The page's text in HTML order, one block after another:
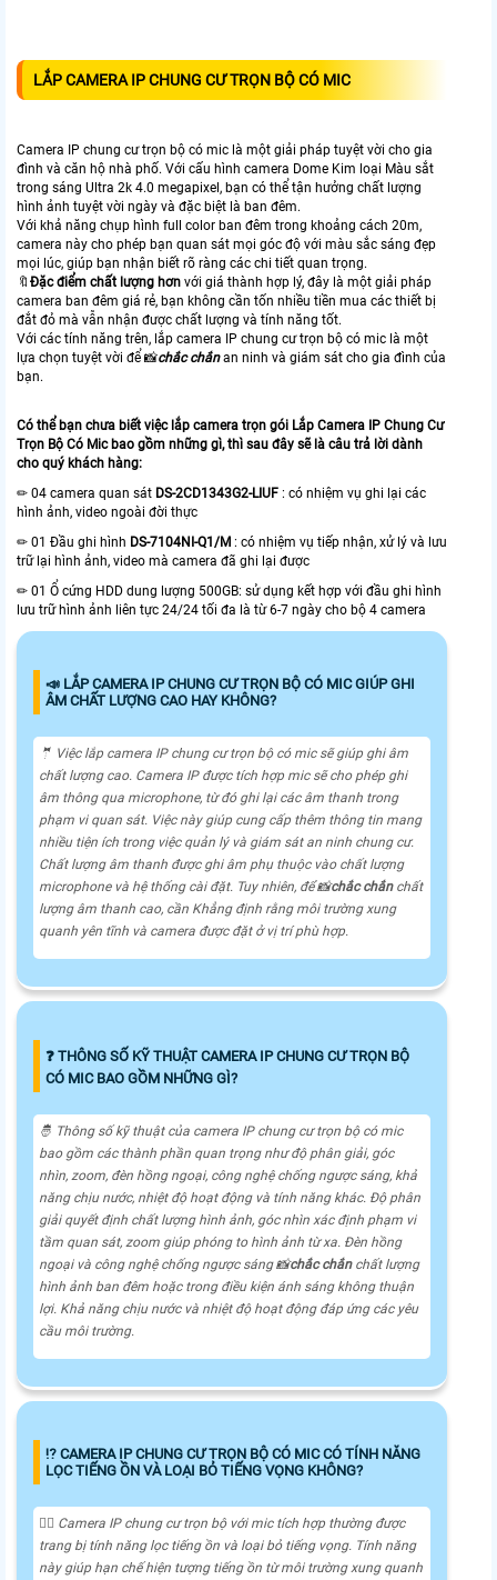
LẮP CAMERA IP CHUNG CƯ TRỌN BỘ CÓ MIC
Camera IP chung cư trọn bộ có mic là một giải pháp tuyệt vời cho gia
đình và căn hộ nhà phố. Với cấu hình camera Dome Kim loại Màu sắt
trong sáng Ultra 2k 4.0 megapixel, bạn có thể tận hưởng chất lượng
hình ảnh tuyệt vời ngày và đặc biệt là ban đêm.
Với khả năng chụp hình full color ban đêm trong khoảng cách 20m,
camera này cho phép bạn quan sát mọi góc độ với màu sắc sáng đẹp
mọi lúc, giúp bạn nhận biết rõ ràng các chi tiết quan trọng.
🔖 Đặc điểm chất lượng hơn với giá thành hợp lý, đây là một giải pháp
camera ban đêm giá rẻ, bạn không cần tốn nhiều tiền mua các thiết bị
đắt đỏ mà vẫn nhận được chất lượng và tính năng tốt.
Với các tính năng trên, lắp camera IP chung cư trọn bộ có mic là một
lựa chọn tuyệt vời để 📸chắc chắnan ninh và giám sát cho gia đình của
bạn.
Có thể bạn chưa biết việc lắp camera trọn gói Lắp Camera IP Chung Cư
Trọn Bộ Có Mic bao gồm những gì, thì sau đây sẽ là câu trả lời dành
cho quý khách hàng:
✏ 04 camera quan sát DS-2CD1343G2-LIUF : có nhiệm vụ ghi lại các
hình ảnh, video ngoài đời thực
✏ 01 Đầu ghi hình DS-7104NI-Q1/M : có nhiệm vụ tiếp nhận, xử lý và lưu
trữ lại hình ảnh, video mà camera đã ghi lại được
✏ 01 Ổ cứng HDD dung lượng 500GB: sử dụng kết hợp với đầu ghi hình
lưu trữ hình ảnh liên tực 24/24 tối đa là từ 6-7 ngày cho bộ 4 camera
📣 LẮP CAMERA IP CHUNG CƯ TRỌN BỘ CÓ MIC GIÚP GHI
ÂM CHẤT LƯỢNG CAO HAY KHÔNG?
🤵 Việc lắp camera IP chung cư trọn bộ có mic sẽ giúp ghi âm
chất lượng cao. Camera IP được tích hợp mic sẽ cho phép ghi
âm thông qua microphone, từ đó ghi lại các âm thanh trong
phạm vi quan sát. Việc này giúp cung cấp thêm thông tin mang
nhiều tiện ích trong việc quản lý và giám sát an ninh chung cư.
Chất lượng âm thanh được ghi âm phụ thuộc vào chất lượng
microphone và hệ thống cài đặt. Tuy nhiên, để 📸chắc chắnchất
lượng âm thanh cao, cần Khẳng định rằng môi trường xung
quanh yên tĩnh và camera được đặt ở vị trí phù hợp.
❓ THÔNG SỐ KỸ THUẬT CAMERA IP CHUNG CƯ TRỌN BỘ
CÓ MIC BAO GỒM NHỮNG GÌ?
🤴 Thông số kỹ thuật của camera IP chung cư trọn bộ có mic
bao gồm các thành phần quan trọng như độ phân giải, góc
nhìn, zoom, đèn hồng ngoại, công nghệ chống ngược sáng, khả
năng chịu nước, nhiệt độ hoạt động và tính năng khác. Độ phân
giải quyết định chất lượng hình ảnh, góc nhìn xác định phạm vi
tầm quan sát, zoom giúp phóng to hình ảnh từ xa. Đèn hồng
ngoại và công nghệ chống ngược sáng 📸chắc chắnchất lượng
hình ảnh ban đêm hoặc trong điều kiện ánh sáng không thuận
lợi. Khả năng chịu nước và nhiệt độ hoạt động đáp ứng các yêu
cầu môi trường.
⁉️ CAMERA IP CHUNG CƯ TRỌN BỘ CÓ MIC CÓ TÍNH NĂNG
LỌC TIẾNG ỒN VÀ LOẠI BỎ TIẾNG VỌNG KHÔNG?
🙆‍♀️ Camera IP chung cư trọn bộ với mic tích hợp thường được
trang bị tính năng lọc tiếng ồn và loại bỏ tiếng vọng. Tính năng
này giúp hạn chế hiện tượng tiếng ồn từ môi trường xung quanh